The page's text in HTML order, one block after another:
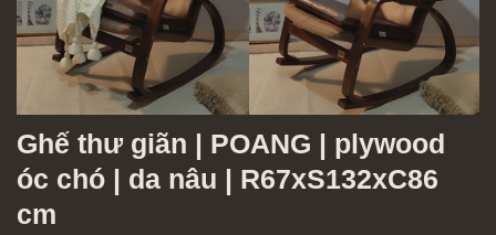
Ghế thư giãn | POANG | plywood
óc chó | da nâu | R67xS132xC86
cm